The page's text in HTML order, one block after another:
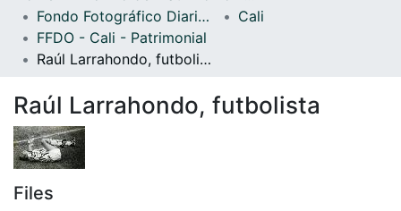
Statistics
Fondo Fotográfico Diario Occidente
Cali
FFDO - Cali - Patrimonial
Raúl Larrahondo, futbolista
Raúl Larrahondo, futbolista
Files